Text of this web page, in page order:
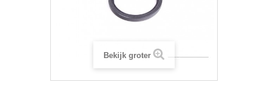
Bekijk groter